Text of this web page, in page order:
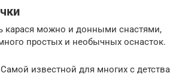
карася можно и донными снастями,
простых и необычных оснасток.
известной для многих с детства